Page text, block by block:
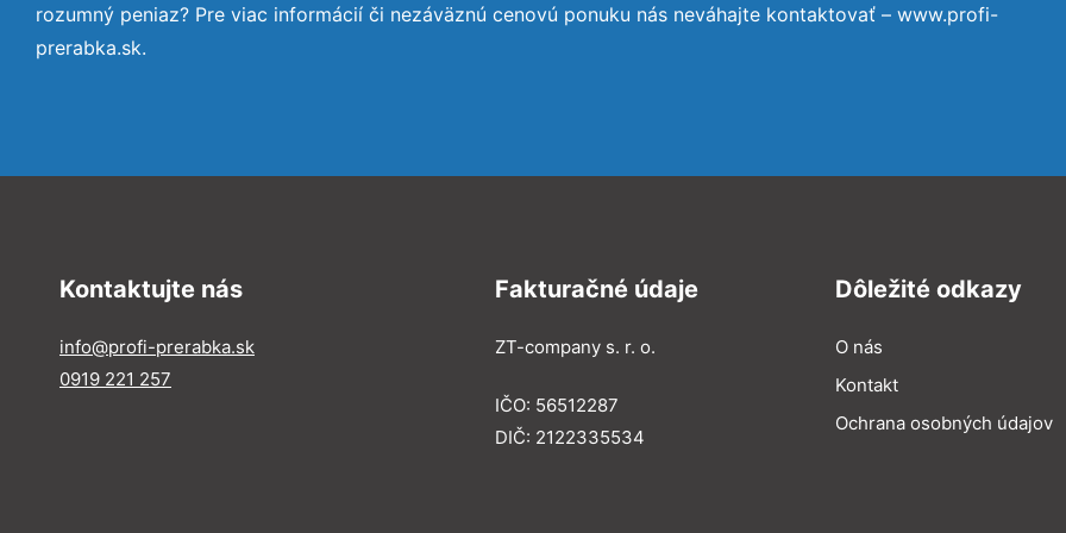
rozumný peniaz? Pre viac informácií či nezáväznú cenovú ponuku nás neváhajte kontaktovať – www.profi-
prerabka.sk.
Kontaktujte nás
info@profi-prerabka.sk
0919 221 257
Fakturačné údaje
ZT-company s. r. o.
IČO: 56512287
DIČ: 2122335534
Dôležité odkazy
O nás
Kontakt
Ochrana osobných údajov